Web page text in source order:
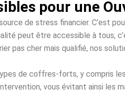
pour une
de stress financier. C’est
peut être accessible à
pas cher mais qualifié, nos
de coffres-forts, y compris
vous évitant ainsi les